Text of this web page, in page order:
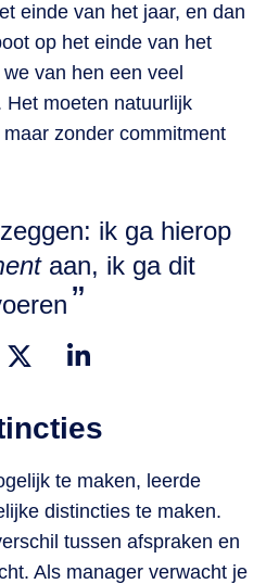
einde van het jaar, en dan
op het einde van het
van hen een veel
moeten natuurlijk
zonder commitment
ik ga hierop
aan, ik ga dit
te maken, leerde
distincties te maken.
tussen afspraken en
Als manager verwacht je